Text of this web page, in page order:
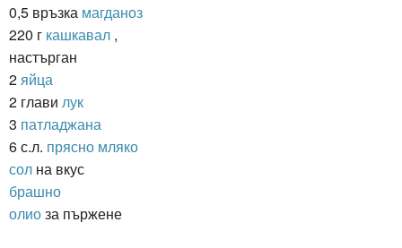
0,5 връзка магданоз
220 г кашкавал ,
настърган
2 яйца
2 глави лук
3 патладжана
6 с.л. прясно мляко
сол на вкус
брашно
олиоза пържене